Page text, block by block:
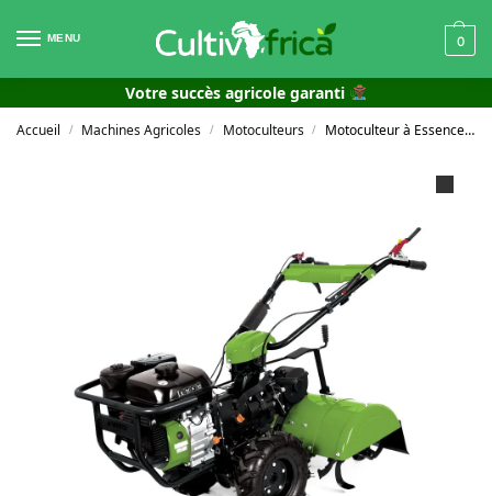
MENU 0
Votre succès agricole garanti
Accueil / Machines Agricoles / Motoculteurs / Motoculteur à Essence 7 CV VIME 7